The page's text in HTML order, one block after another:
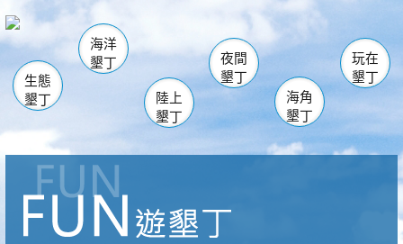
南仁湖
海生館
恆春 佳樂水
龍鑾潭自然中心 森林遊樂區
瓊麻館
關山 墾管處遊客中心
社頂公園 風吹沙
船帆石
白砂 龍磐公園
香蕉灣
砂島
鵝鑾鼻
生態
墾丁
海洋
墾丁
陸上
墾丁
夜間
墾丁
海角
墾丁
玩在
墾丁